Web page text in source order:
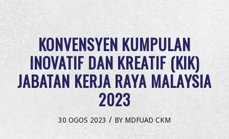
KONVENSYEN KUMPULAN
INOVATIF DAN KREATIF (KIK)
JABATAN KERJA RAYA MALAYSIA
2023
30 OGOS 2023 / BYMDFUAD CKM